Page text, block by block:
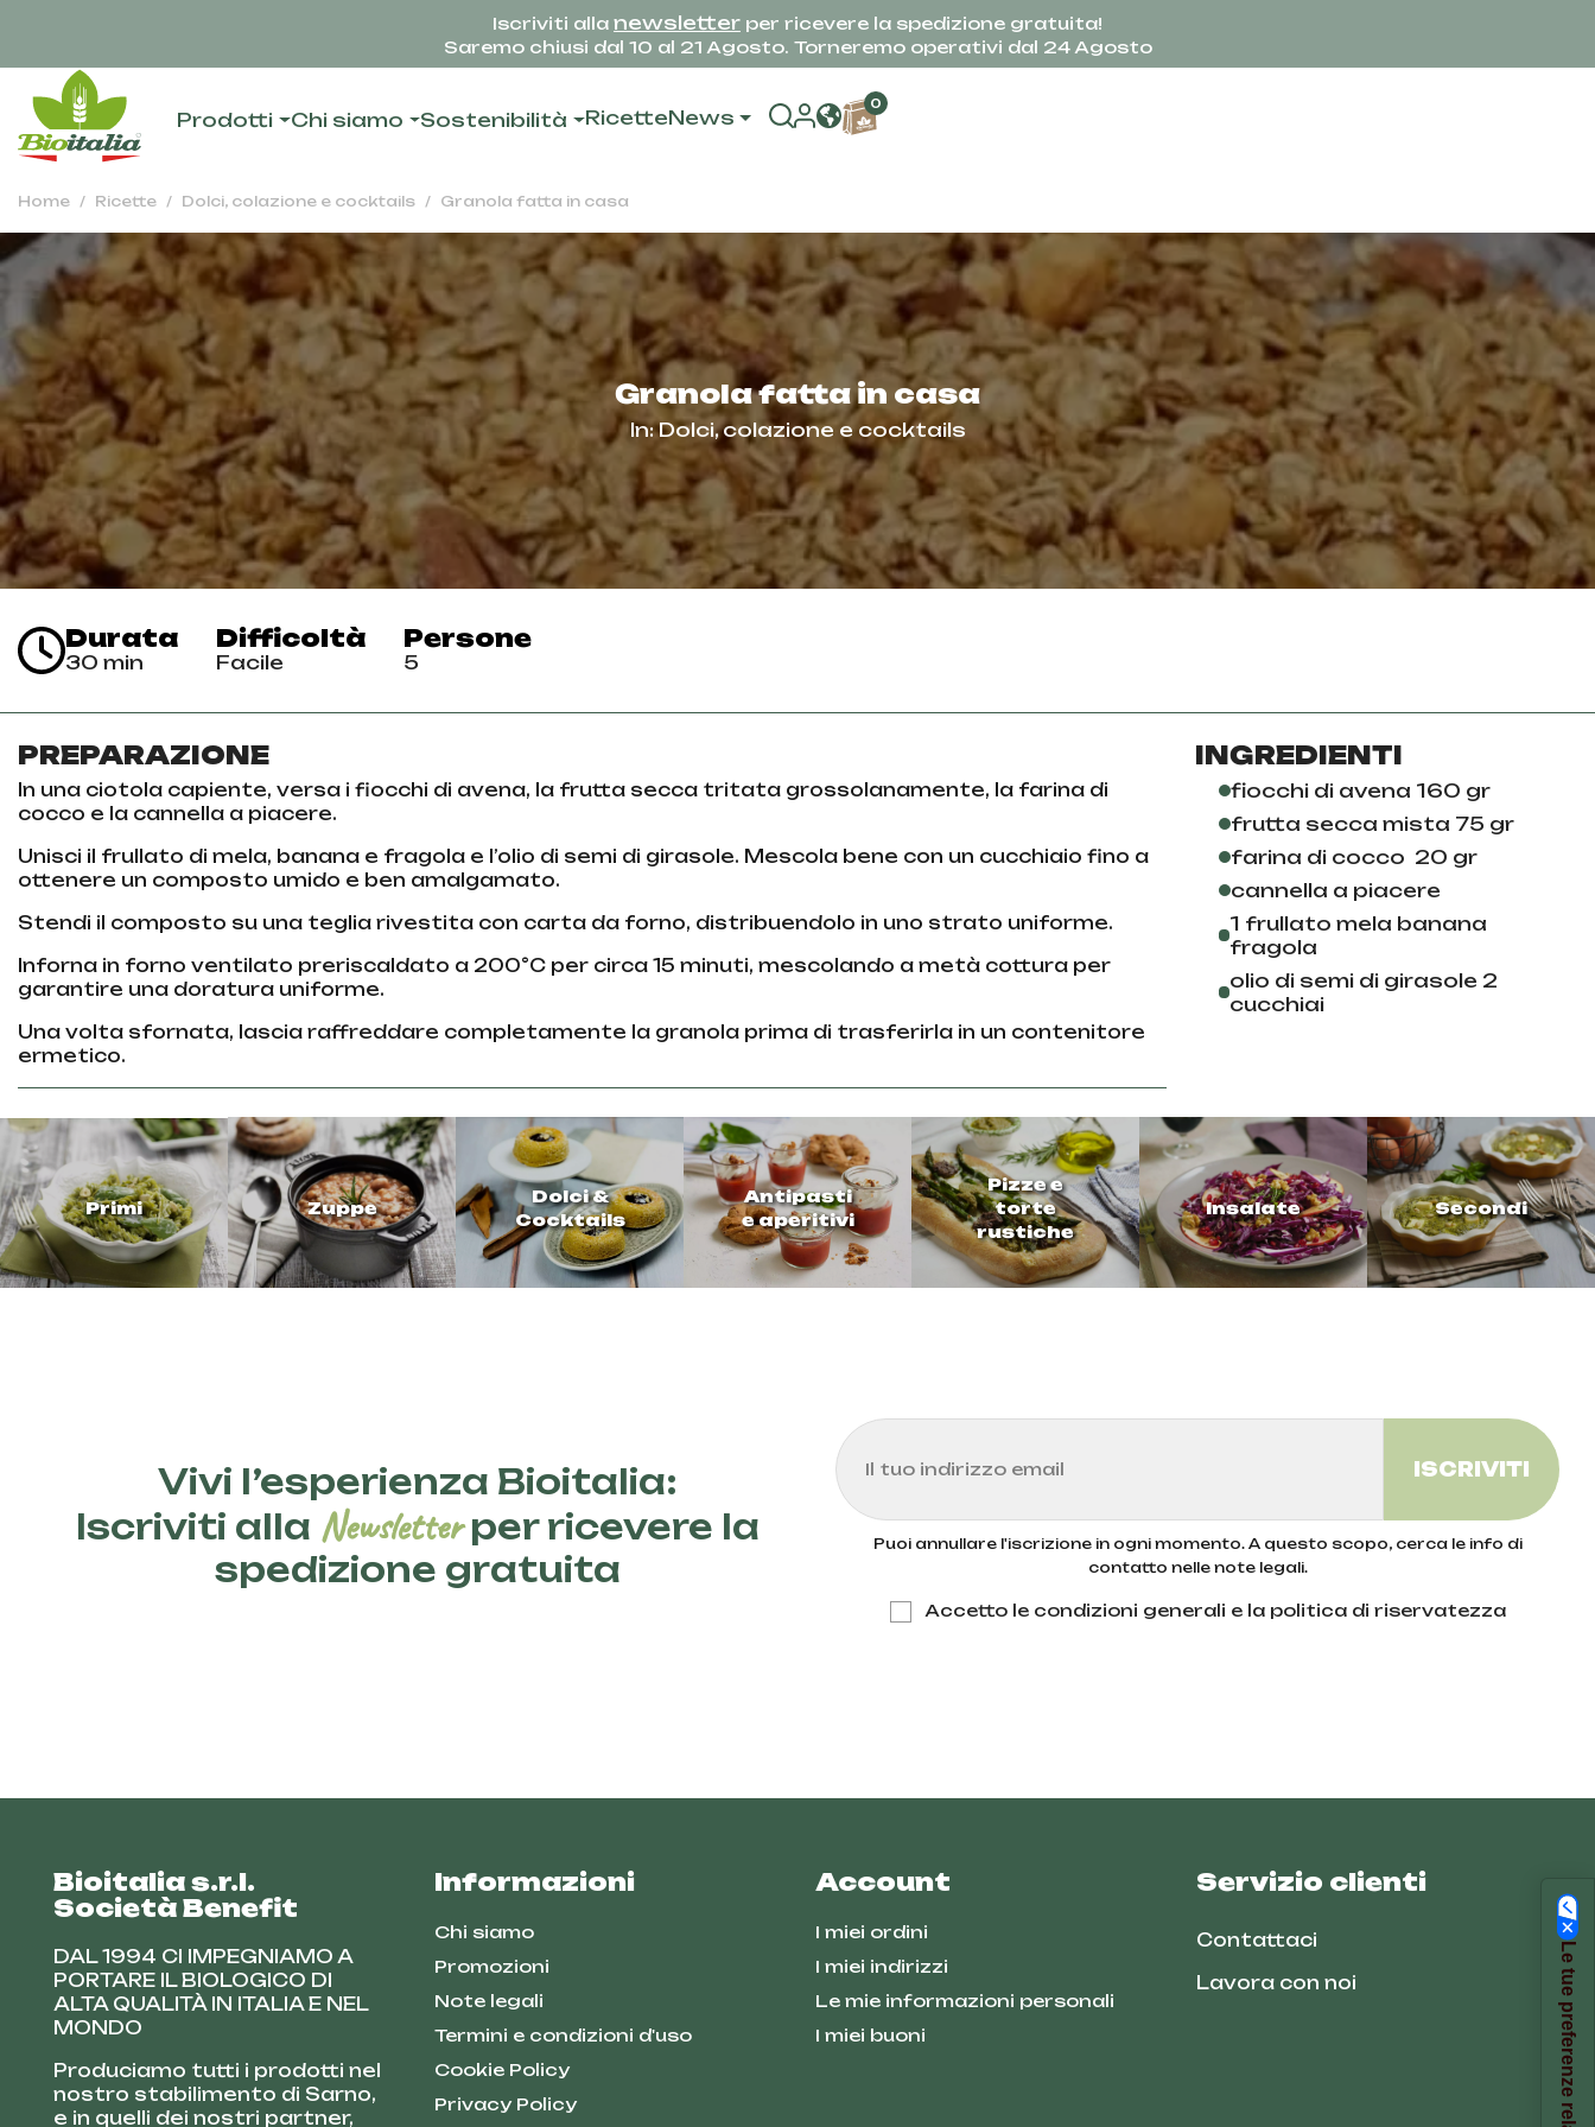
Iscriviti alla newsletter per ricevere la spedizione gratuita!
Saremo chiusi dal 10 al 21 Agosto. Torneremo operativi dal 24 Agosto
Prodotti Chi siamo Sostenibilità RicetteNews
0
Home Ricette Dolci, colazione e cocktails Granola fatta in casa
Granola fatta in casa
In:Dolci, colazione e cocktails
Durata
30 min
Difficoltà
Facile
Persone
5
PREPARAZIONE
In una ciotola capiente, versa i fiocchi di avena, la frutta secca tritata grossolanamente, la farina di
cocco e la cannella a piacere.
Unisci il frullato di mela, banana e fragola e l’olio di semi di girasole. Mescola bene con un cucchiaio fino a
ottenere un composto umido e ben amalgamato.
Stendi il composto su una teglia rivestita con carta da forno, distribuendolo in uno strato uniforme.
Inforna in forno ventilato preriscaldato a 200°C per circa 15 minuti, mescolando a metà cottura per
garantire una doratura uniforme.
Una volta sfornata, lascia raffreddare completamente la granola prima di trasferirla in un contenitore
ermetico.
INGREDIENTI
fiocchi di avena 160 gr
frutta secca mista 75 gr
farina di cocco 20 gr
cannella a piacere
1 frullato mela banana
fragola
olio di semi di girasole 2
cucchiai
Primi Zuppe
Dolci &
Cocktails
Antipasti
e aperitivi
Pizze e
torte
rustiche
Insalate Secondi
Vivi l’esperienza Bioitalia:
Iscriviti alla Newsletterper ricevere la
spedizione gratuita
Puoi annullare l'iscrizione in ogni momento. A questo scopo, cerca le info di
contatto nelle note legali.
Accetto le condizioni generali e la politica di riservatezza
Bioitalia s.r.l.
Società Benefit
DAL 1994 CI IMPEGNIAMO A
PORTARE IL BIOLOGICO DI
ALTA QUALITÀ IN ITALIA E NEL
MONDO
Produciamo tutti i prodotti nel
nostro stabilimento di Sarno,
e in quelli dei nostri partner,
Informazioni
Chi siamo
Promozioni
Note legali
Termini e condizioni d'uso
Cookie Policy
Privacy Policy
Account
I miei ordini
I miei indirizzi
Le mie informazioni personali
I miei buoni
Servizio clienti
Contattaci
Lavora con noi